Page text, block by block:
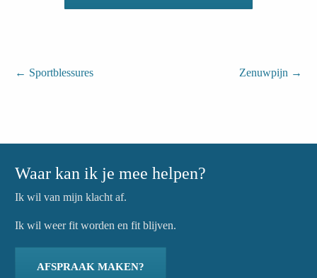
← Sportblessures Zenuwpijn →
Waar kan ik je mee helpen?
Ik wil van mijn klacht af.
Ik wil weer fit worden en fit blijven.
AFSPRAAK MAKEN?